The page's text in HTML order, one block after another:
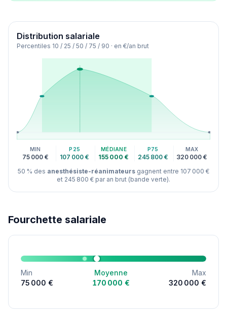
Distribution des salaires pour le métier Anesthésiste-
Distribution salariale
Percentiles 10 / 25 / 50 / 75 / 90 · en €/an brut
MIN
75 000 €
P25
107 000 €
MÉDIANE
155 000 €
P75
245 800 €
MAX
320 000 €
50 % des anesthésiste-réanimateurs gagnent entre 107 000 €
et 245 800 € par an brut (bande verte).
Fourchette salariale
Min
75 000 €
Moyenne
170 000 €
Max
320 000 €